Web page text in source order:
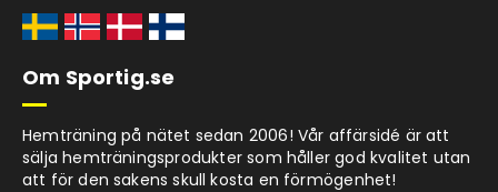
Om Sportig.se
Hemträning på nätet sedan 2006! Vår affärsidé är att
sälja hemträningsprodukter som håller god kvalitet utan
att för den sakens skull kosta en förmögenhet!